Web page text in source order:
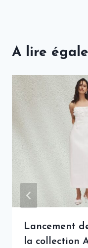
A lire
Lancement
la collection